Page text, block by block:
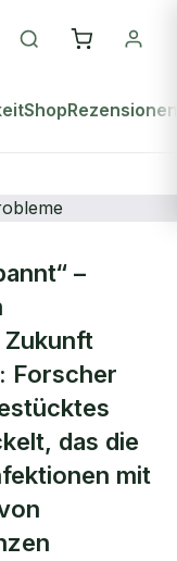
ShopRezensionen
–
Forscher
das die
mit